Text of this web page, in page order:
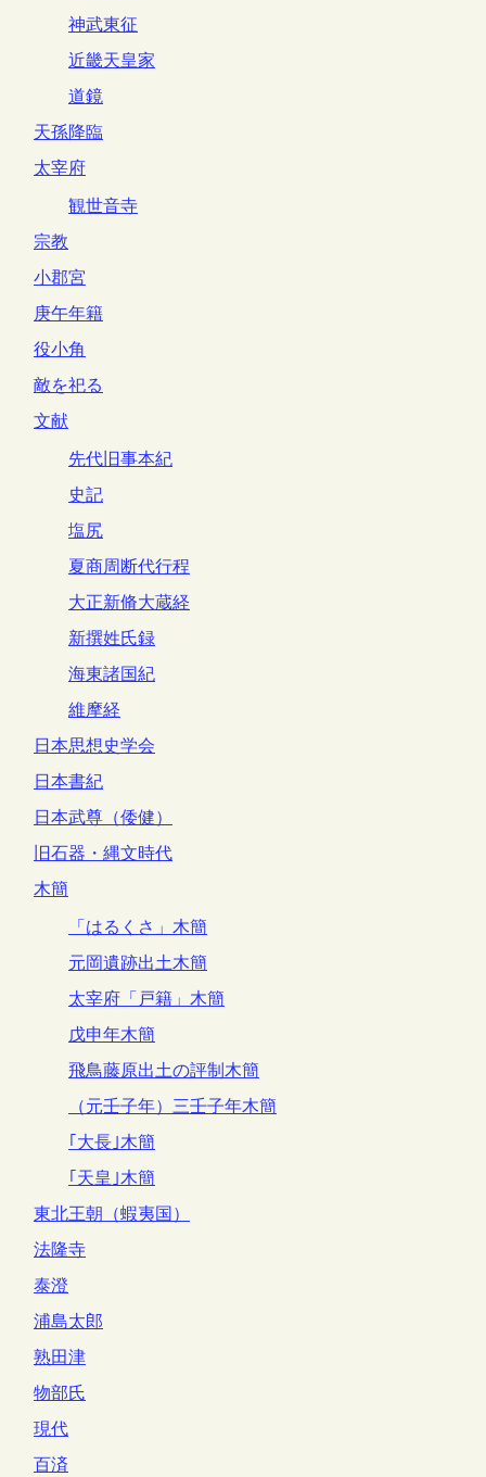
神武東征
近畿天皇家
道鏡
天孫降臨
太宰府
観世音寺
宗教
小郡宮
庚午年籍
役小角
敵を祀る
文献
先代旧事本紀
史記
塩尻
夏商周断代行程
大正新脩大蔵経
新撰姓氏録
海東諸国紀
維摩経
日本思想史学会
日本書紀
日本武尊（倭健）
旧石器・縄文時代
木簡
「はるくさ」木簡
元岡遺跡出土木簡
太宰府「戸籍」木簡
戊申年木簡
飛鳥藤原出土の評制木簡
（元壬子年）三壬子年木簡
｢大長｣木簡
｢天皇｣木簡
東北王朝（蝦夷国）
法隆寺
泰澄
浦島太郎
熟田津
物部氏
現代
百済